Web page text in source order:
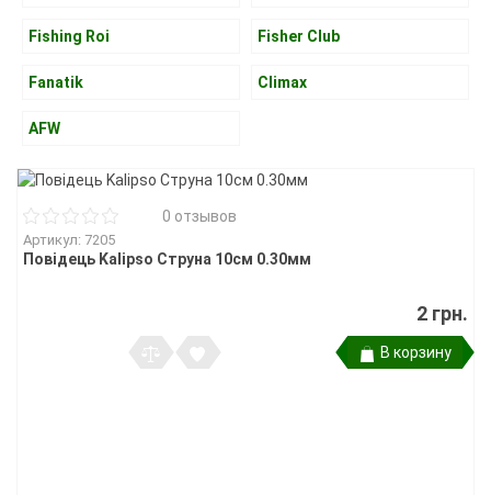
Fishing Roi Fisher Club
Fanatik Climax
AFW
0 отзывов
Артикул: 7205
Повідець Kalipso Струна 10см 0.30мм
2 грн.
В корзину